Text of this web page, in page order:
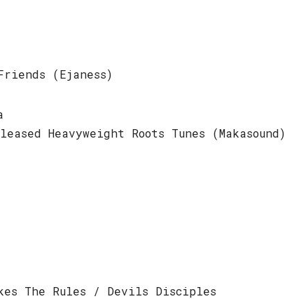
(Ejaness)
Heavyweight Roots Tunes (Makasound)
The Rules / Devils Disciples